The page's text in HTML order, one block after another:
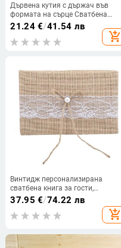
Дървена кутия с държач във
формата на сърце Сватбена
табела Кутия със сърце Кутия за
съобщения Любовен сватбен
подарък Книга за гости
21.24€/41.54 лв
add_shopping_cart
Винтидж персонализирана
сватбена книга за гости,
украсена от чул, сватбена книга
за гости и стойка за писалка
Дропшиппинг
37.95 €/74.22 лв
add_shopping_cart